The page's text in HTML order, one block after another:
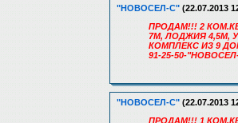
"НОВОСЕЛ-С" (22.07.2013
ПРОДАМ!!! 2
7М, ЛОДЖИЯ 4,5М,
КОМПЛЕКС ИЗ 9
91-25-50-
"НОВОСЕЛ-С" (22.07.2013
ПРОДАМ!!! 1